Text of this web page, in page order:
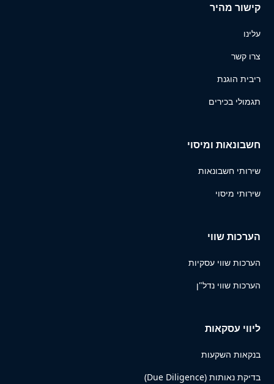
קישור מהיר
עלינו
צרו קשר
ריבית הוגנת
תגמולי בכירים
חשבונאות ומיסוי
שירותי חשבונאות
שירותי מיסוי
הערכות שווי
הערכות שווי עסקיות
הערכות שווי נדל"ן
ליווי עסקאות
בנקאות השקעות
בדיקת נאותות (Due Diligence)